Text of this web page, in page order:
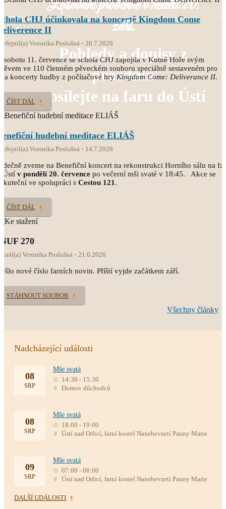
Losování proběhne v neděli 20.
září.
Pohledy a dopisy z
prázdnin
posílejte na faru do Ústí
CHJ účinkovala na koncertě Kingdom Come
II
Veronika Poslušná 20.7.2026
sobotu 11. července se schola CHJ zapojila v Kutné Hoře svým
ve 110 členném pěveckém souboru speciálně sestaveném pro
koncerty hudby z počítačové hry Kingdom Come: Deliverance II.
ČÍST DÁL
hudební meditace ELIÁŠ
Veronika Poslušná 14.7.2026
zveme na Benefiční koncert na rekonstrukci Horního sálu na
Ústí v pondělí 20. července po večerní mši svaté v 18:45. Akce se
ve spolupráci s Cestou 121 .
ČÍST DÁL
270
Veronika Poslušná 21.6.2026
nové číslo farních novin. Příští vyjde začátkem září.
STÁHNOUT SOUBOR
Všechny články
Nadcházející události
08
SRP
Mše svatá
14:30 - 15:30
Domov důchodců
08
SRP
Mše svatá
18:00 - 19:00
Ústí nad Orlicí, farní kostel Nanebevzetí Panny Marie
09
SRP
Mše svatá
07:00 - 08:00
Ústí nad Orlicí, farní kostel Nanebevzetí Panny Marie
DALŠÍ UDÁLOSTI